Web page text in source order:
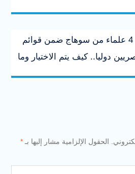
Next
post:
4 علماء من سوهاج ضمن قوائم
دوليا.. كيف يتم الاختيار وما
الحقول الإلزامية مشار إليها بـ *